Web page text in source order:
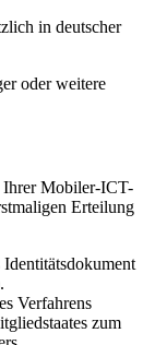
in deutscher
oder weitere
Ihrer Mobiler-ICT-
Erteilung
Identitätsdokument
Verfahrens
zum